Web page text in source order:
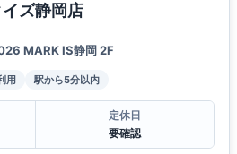
ズ静岡店
MARK IS静岡 2F
用 駅から5分以内
定休日
要確認